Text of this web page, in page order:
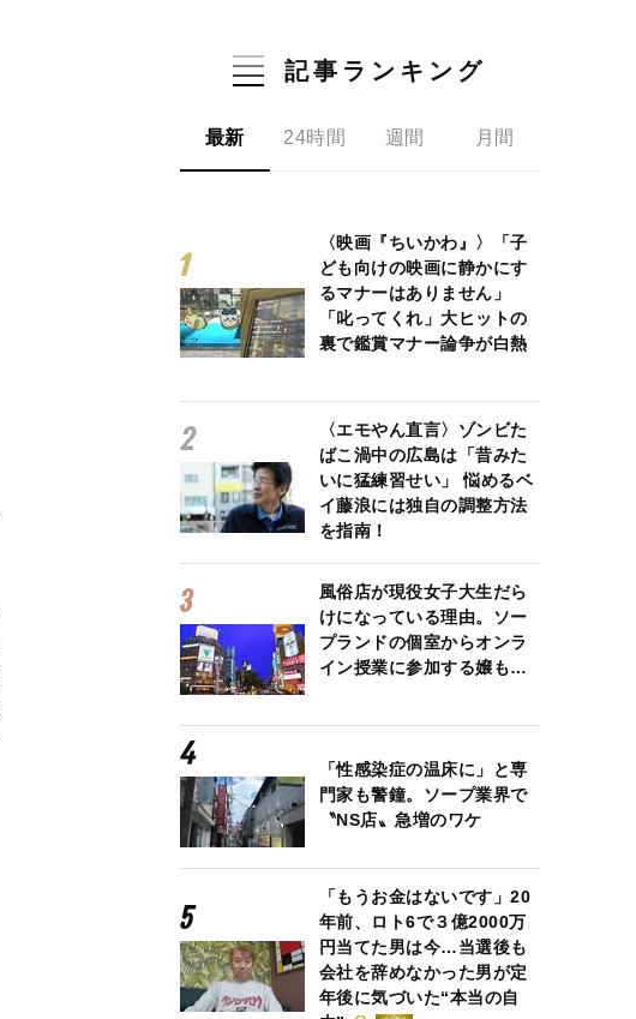
記事ランキング
最新 24時間 週間 月間
〈映画『ちいかわ』〉「子
ども向けの映画に静かにす
るマナーはありません」
「叱ってくれ」大ヒットの
裏で鑑賞マナー論争が白熱
〈エモやん直言〉ゾンビた
ばこ渦中の広島は「昔みた
いに猛練習せい」 悩めるベ
イ藤浪には独自の調整方法
を指南！
風俗店が現役女子大生だら
けになっている理由。ソー
プランドの個室からオンラ
イン授業に参加する嬢も…
「性感染症の温床に」と専
門家も警鐘。ソープ業界で
〝NS店〟急増のワケ
「もうお金はないです」20
年前、ロト6で３億2000万
円当てた男は今…当選後も
会社を辞めなかった男が定
年後に気づいた“本当の自